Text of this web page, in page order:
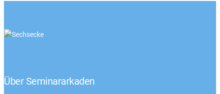
Über Seminararkaden